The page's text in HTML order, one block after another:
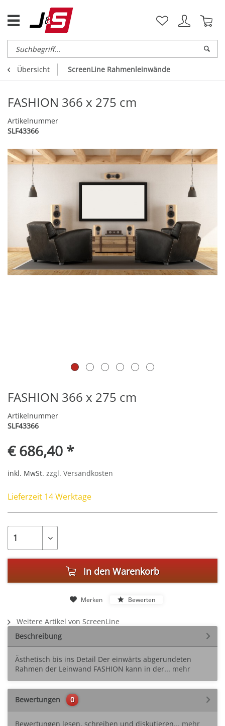
Übersicht ScreenLine Rahmenleinwände
FASHION 366 x 275 cm
Artikelnummer
SLF43366
FASHION 366 x 275 cm
Artikelnummer
SLF43366
€ 686,40 *
inkl. MwSt. zzgl. Versandkosten
Lieferzeit 14 Werktage
In den Warenkorb
Merken Bewerten
Weitere Artikel von ScreenLine
Beschreibung
Ästhetisch bis ins Detail Der einwärts abgerundeten
Rahmen der Leinwand FASHION kann in der... mehr
Bewertungen 0
Bewertungen lesen, schreiben und diskutieren... mehr